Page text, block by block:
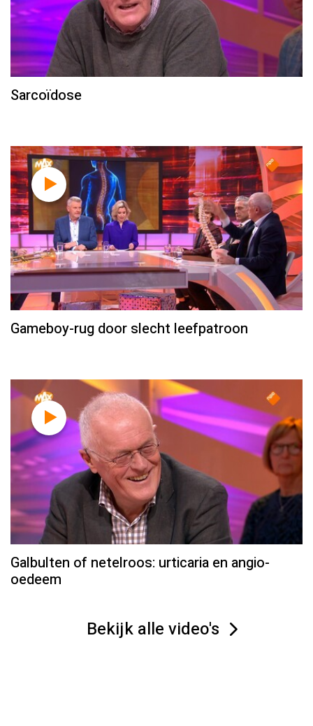
Sarcoïdose
Gameboy-rug door slecht leefpatroon
Galbulten of netelroos: urticaria en angio-
oedeem
Bekijk alle video's